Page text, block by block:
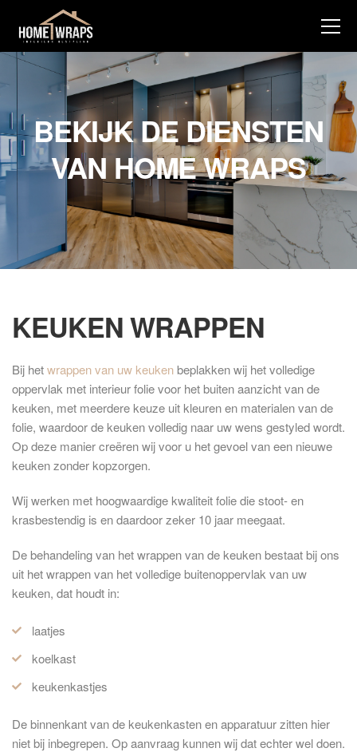
BEKIJK DE DIENSTEN
VAN HOME WRAPS
KEUKEN WRAPPEN
Bij hetwrappen van uw keukenbeplakken wij het volledige
oppervlak met interieur folie voor het buiten aanzicht van de
keuken, met meerdere keuze uit kleuren en materialen van de
folie, waardoor de keuken volledig naar uw wens gestyled wordt.
Op deze manier creëren wij voor u het gevoel van een nieuwe
keuken zonder kopzorgen.
Wij werken met hoogwaardige kwaliteit folie die stoot- en
krasbestendig is en daardoor zeker 10 jaar meegaat.
De behandeling van het wrappen van de keuken bestaat bij ons
uit het wrappen van het volledige buitenoppervlak van uw
keuken, dat houdt in:
laatjes
koelkast
keukenkastjes
De binnenkant van de keukenkasten en apparatuur zitten hier
niet bij inbegrepen. Op aanvraag kunnen wij dat echter wel doen.